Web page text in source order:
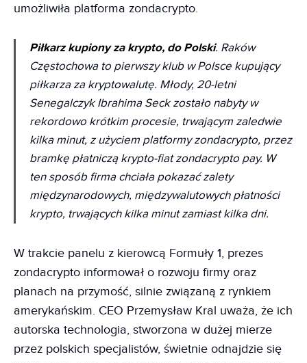
umożliwiła platforma zondacrypto.
Piłkarz kupiony za krypto, do Polski. Raków
Częstochowa to pierwszy klub w Polsce kupujący
piłkarza za kryptowalutę. Młody, 20-letni
Senegalczyk Ibrahima Seck zostało nabyty w
rekordowo krótkim procesie, trwającym zaledwie
kilka minut, z użyciem platformy zondacrypto, przez
bramkę płatniczą krypto-fiat zondacrypto pay. W
ten sposób firma chciała pokazać zalety
międzynarodowych, międzywalutowych płatności
krypto, trwających kilka minut zamiast kilka dni.
W trakcie panelu z kierowcą Formuły 1, prezes
zondacrypto informował o rozwoju firmy oraz
planach na przymość, silnie związaną z rynkiem
amerykańskim. CEO Przemysław Kral uważa, że ich
autorska technologia, stworzona w dużej mierze
przez polskich specjalistów, świetnie odnajdzie się